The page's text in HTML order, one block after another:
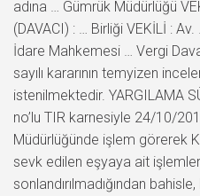
adına … Gümrük Müdürlüğü
(DAVACI) : … Birliği VEKİLİ :
İdare Mahkemesi … Vergi
sayılı kararının temyizen
istenilmektedir. YARGILAMA
no’lu TIR karnesiyle 24/10/
Müdürlüğünde işlem görerek
sevk edilen eşyaya ait
sonlandırılmadığından